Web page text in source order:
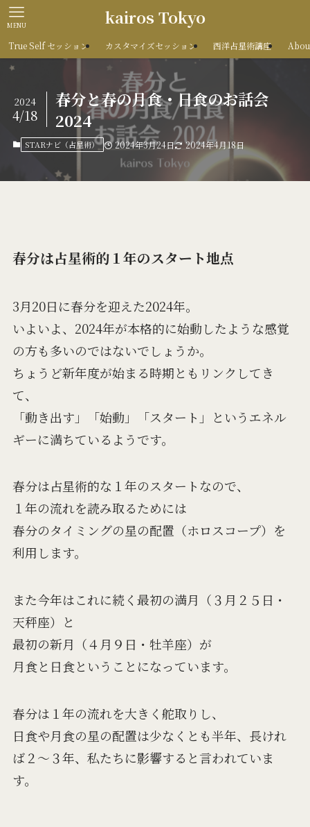
kairos Tokyo
MENU
True Self セッション カスタマイズセッション 西洋占星術講座
春分と春の月食・日食のお話会
2024
2024
4/18
STARナビ（占星術） 2024年3月24日 2024年4月18日
春分は占星術的１年のスタート地点
3月20日に春分を迎えた2024年。
いよいよ、2024年が本格的に始動したような感覚
の方も多いのではないでしょうか。
ちょうど新年度が始まる時期ともリンクしてき
て、
「動き出す」「始動」「スタート」というエネル
ギーに満ちているようです。
春分は占星術的な１年のスタートなので、
１年の流れを読み取るためには
春分のタイミングの星の配置（ホロスコープ）を
利用します。
また今年はこれに続く最初の満月（３月２５日・
天秤座）と
最初の新月（４月９日・牡羊座）が
月食と日食ということになっています。
春分は１年の流れを大きく舵取りし、
日食や月食の星の配置は少なくとも半年、長けれ
ば２〜３年、私たちに影響すると言われていま
す。